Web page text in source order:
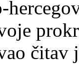
čitav